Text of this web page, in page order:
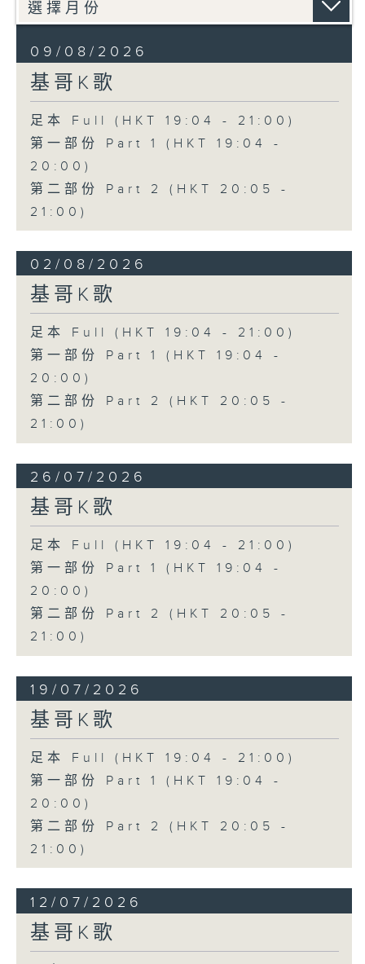
09/08/2026
基哥K歌
足本 Full (HKT 19:04 - 21:00)
第一部份 Part 1 (HKT 19:04 -
20:00)
第二部份 Part 2 (HKT 20:05 -
21:00)
02/08/2026
基哥K歌
足本 Full (HKT 19:04 - 21:00)
第一部份 Part 1 (HKT 19:04 -
20:00)
第二部份 Part 2 (HKT 20:05 -
21:00)
26/07/2026
基哥K歌
足本 Full (HKT 19:04 - 21:00)
第一部份 Part 1 (HKT 19:04 -
20:00)
第二部份 Part 2 (HKT 20:05 -
21:00)
19/07/2026
基哥K歌
足本 Full (HKT 19:04 - 21:00)
第一部份 Part 1 (HKT 19:04 -
20:00)
第二部份 Part 2 (HKT 20:05 -
21:00)
12/07/2026
基哥K歌